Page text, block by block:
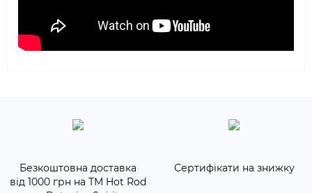
Безкоштовна доставка
від 1000 грн на ТМ Hot Rod
Сертифікати на знижку